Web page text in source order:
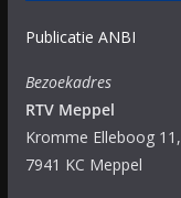
Publicatie ANBI
Bezoekadres
RTV Meppel
Kromme Elleboog 11,
7941 KC Meppel